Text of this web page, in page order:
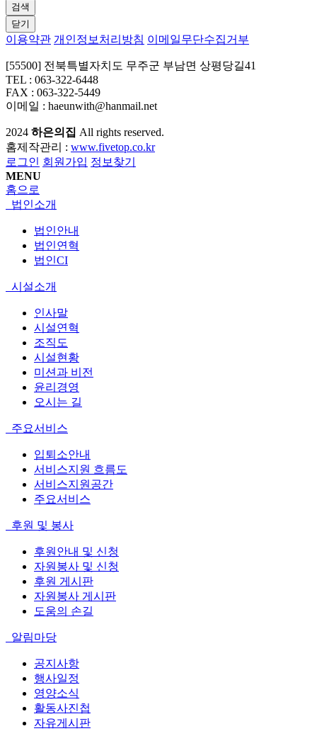
검색
닫기
이용약관 개인정보처리방침 이메일무단수집거부
[55500] 전북특별자치도 무주군 부남면 상평당길41
TEL : 063-322-6448
FAX : 063-322-5449
이메일 : haeunwith@hanmail.net
2024 하은의집 All rights reserved.
홈제작관리 : www.fivetop.co.kr
로그인 회원가입 정보찾기
MENU
홈으로
법인소개
법인안내
법인연혁
법인CI
시설소개
인사말
시설연혁
조직도
시설현황
미션과 비전
윤리경영
오시는 길
주요서비스
입퇴소안내
서비스지원 흐름도
서비스지원공간
주요서비스
후원 및 봉사
후원안내 및 신청
자원봉사 및 신청
후원 게시판
자원봉사 게시판
도움의 손길
알림마당
공지사항
행사일정
영양소식
활동사진첩
자유게시판